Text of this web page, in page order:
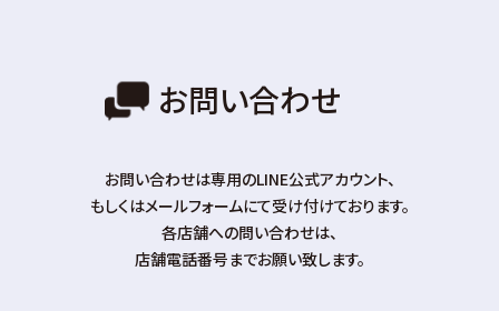
お問い合わせ
お問い合わせは専⽤のLINE公式アカウント、
もしくはメールフォームにて受け付けております。
各店舗への問い合わせは、
店舗電話番号までお願い致します。